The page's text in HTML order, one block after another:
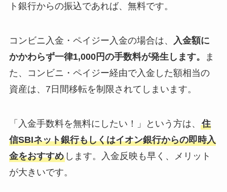
ト銀行からの振込であれば、無料です。
コンビニ入金・ペイジー入金の場合は、
入金額に
かかわらず一律1,000円の手数料が発生します。
ま
た、コンビニ・ペイジー経由で入金した額相当の
資産は、7日間移転を制限されてしまいます。
「入金手数料を無料にしたい！」という方は、 住
信SBIネット銀行もしくはイオン銀行からの即時入
金をおすすめします。入金反映も早く、メリット
が大きいです。